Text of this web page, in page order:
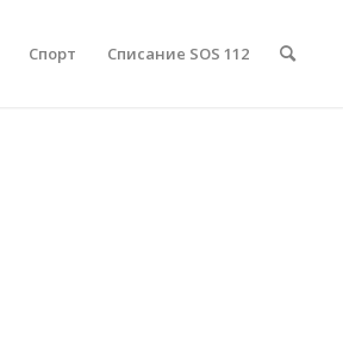
Спорт Списание SOS 112